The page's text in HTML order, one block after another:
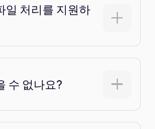
일 처리를 지원하
수 없나요?